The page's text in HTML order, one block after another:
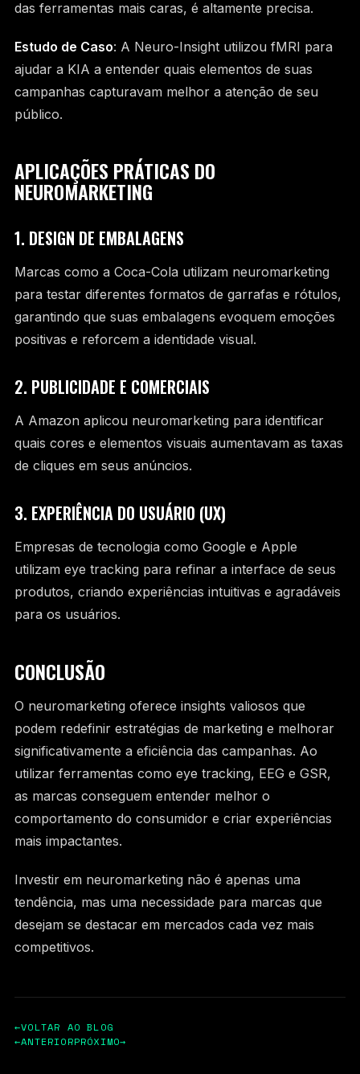
das ferramentas mais caras, é altamente precisa.
Estudo de Caso: A Neuro-Insight utilizou fMRI para
ajudar a KIA a entender quais elementos de suas
campanhas capturavam melhor a atenção de seu
público.
APLICAÇÕES PRÁTICAS DO
NEUROMARKETING
1. DESIGN DE EMBALAGENS
Marcas como a Coca-Cola utilizam neuromarketing
para testar diferentes formatos de garrafas e rótulos,
garantindo que suas embalagens evoquem emoções
positivas e reforcem a identidade visual.
2. PUBLICIDADE E COMERCIAIS
A Amazon aplicou neuromarketing para identificar
quais cores e elementos visuais aumentavam as taxas
de cliques em seus anúncios.
3. EXPERIÊNCIA DO USUÁRIO (UX)
Empresas de tecnologia como Google e Apple
utilizam eye tracking para refinar a interface de seus
produtos, criando experiências intuitivas e agradáveis
para os usuários.
CONCLUSÃO
O neuromarketing oferece insights valiosos que
podem redefinir estratégias de marketing e melhorar
significativamente a eficiência das campanhas. Ao
utilizar ferramentas como eye tracking, EEG e GSR,
as marcas conseguem entender melhor o
comportamento do consumidor e criar experiências
mais impactantes.
Investir em neuromarketing não é apenas uma
tendência, mas uma necessidade para marcas que
desejam se destacar em mercados cada vez mais
competitivos.
←VOLTAR AO BLOG
←ANTERIORPRÓXIMO→